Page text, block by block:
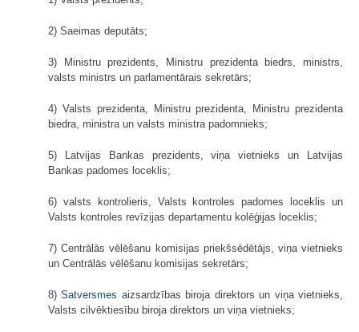
2) Saeimas deputāts;
3) Ministru prezidents, Ministru prezidenta biedrs, ministrs,
valsts ministrs un parlamentārais sekretārs;
4) Valsts prezidenta, Ministru prezidenta, Ministru prezidenta
biedra, ministra un valsts ministra padomnieks;
5) Latvijas Bankas prezidents, viņa vietnieks un Latvijas
Bankas padomes loceklis;
6) valsts kontrolieris, Valsts kontroles padomes loceklis un
Valsts kontroles revīzijas departamentu kolēģijas loceklis;
7) Centrālās vēlēšanu komisijas priekšsēdētājs, viņa vietnieks
un Centrālās vēlēšanu komisijas sekretārs;
8)Satversmes aizsardzības biroja direktors un viņa vietnieks,
Valsts cilvēktiesību biroja direktors un viņa vietnieks;